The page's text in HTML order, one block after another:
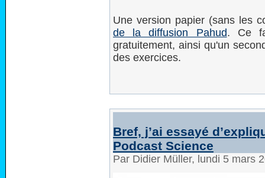
Une version papier (sans les
de la diffusion Pahud. Ce
gratuitement, ainsi qu'un
des exercices.
Bref, j’ai essayé
Podcast Science
Par Didier Müller, lundi 5 mars